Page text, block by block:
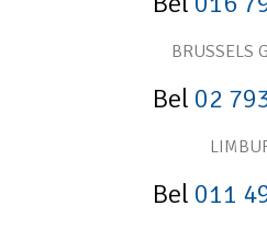
BRUSSELS
Bel 02
Bel 011